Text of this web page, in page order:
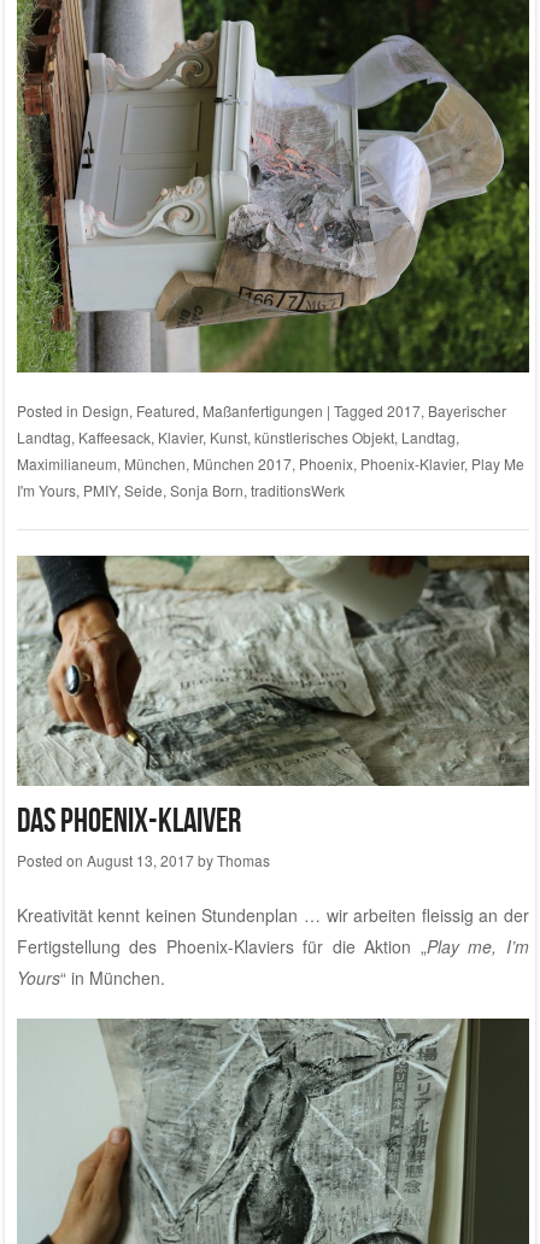
Posted in Design, Featured, Maßanfertigungen | Tagged 2017, Bayerischer
Landtag, Kaffeesack, Klavier, Kunst, künstlerisches Objekt, Landtag,
Maximilianeum, München, München 2017, Phoenix, Phoenix-Klavier, Play Me
I'm Yours, PMIY, Seide, Sonja Born, traditionsWerk
Das Phoenix-Klaiver
Posted on August 13, 2017byThomas
Kreativität kennt keinen Stundenplan … wir arbeiten fleissig an der
Fertigstellung des Phoenix-Klaviers für die Aktion „Play me, I’m
Yours“ in München.